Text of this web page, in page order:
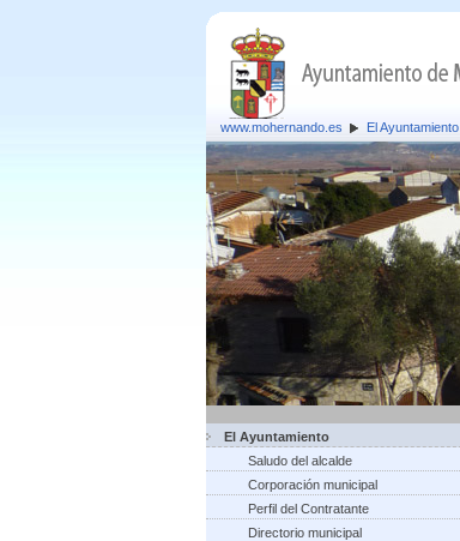
www.mohernando.es El Ayuntamiento
El Ayuntamiento
Saludo del alcalde
Corporación municipal
Perfil del Contratante
Directorio municipal